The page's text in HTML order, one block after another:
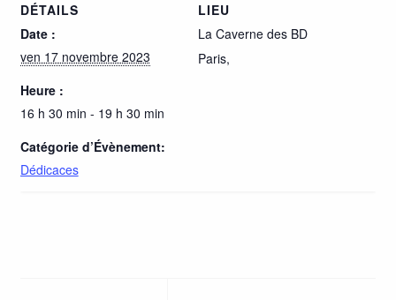
DÉTAILS
Date :
ven 17 novembre 2023
Heure :
16 h 30 min - 19 h 30 min
Catégorie d’Évènement:
Dédicaces
LIEU
La Caverne des BD
Paris,